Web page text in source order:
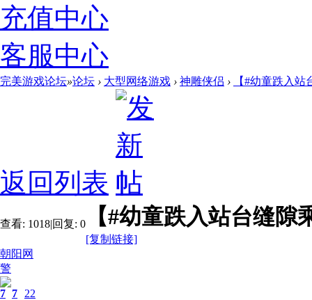
充值中心
客服中心
完美游戏论坛»论坛 › 大型网络游戏 › 神雕侠侣 › 【#幼童跌入
返回列表
查看: 1018|回复: 0 【#幼童跌入站台缝隙
[复制链接]
朝阳网
警
7 7
22